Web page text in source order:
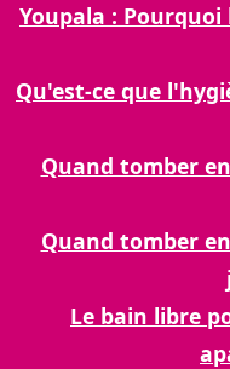
Youpala :
Qu'est-ce que
Quand tomber
Quand tomber
Le bain libre